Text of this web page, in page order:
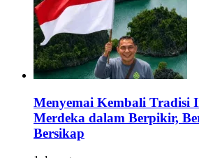
Menyemai Kembali Tradisi
Merdeka dalam Berpikir,
Bersikap